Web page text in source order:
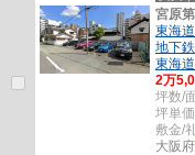
宮原
東海
地下
東海
2万
坪数/
坪単
敷金/
大阪府